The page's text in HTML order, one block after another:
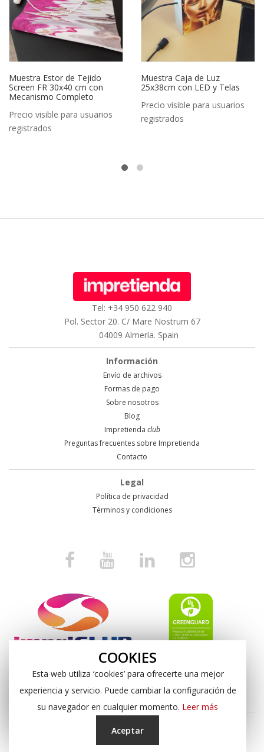
COOKIES
Esta web utiliza ‘cookies’ para ofrecerte una mejor
experiencia y servicio. Puede cambiar la configuración de
su navegador en cualquier momento. Leer más
Aceptar
Muestra Estor de Tejido
Screen FR 30x40 cm con
Mecanismo Completo
Precio visible para usuarios
registrados
Muestra Caja de Luz
25x38cm con LED y Telas
Precio visible para usuarios
registrados
Tel: +34 950 622 940
Pol. Sector 20. C/ Mare Nostrum 67
04009 Almería. Spain
Información
Envío de archivos
Formas de pago
Sobre nosotros
Blog
Impretienda club
Preguntas frecuentes sobre Impretienda
Contacto
Legal
Política de privacidad
Términos y condiciones
Copyright © 2024, Impresión Digital Almería S.L